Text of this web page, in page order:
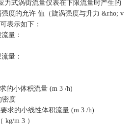
力式涡街流量仪表在下限流量时产生的
度的允许 值（旋涡强度与升力 &rho; v
表示如下：
量：
量：
的小体积流量 (m 3 /h)
密度
求的小线性体积流量 (m 3 /h)
kg/m 3 ）